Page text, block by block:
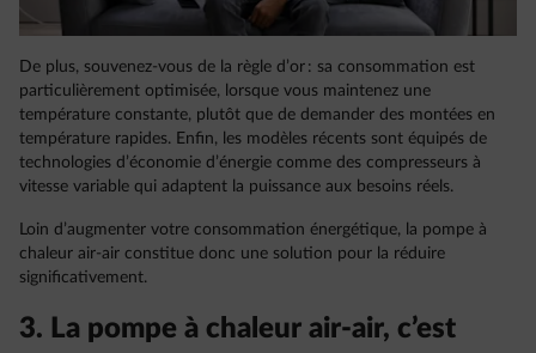
De plus, souvenez-vous de la règle d’or : sa consommation est
particulièrement optimisée, lorsque vous maintenez une
température constante, plutôt que de demander des montées en
température rapides. Enfin, les modèles récents sont équipés de
technologies d’économie d’énergie comme des compresseurs à
vitesse variable qui adaptent la puissance aux besoins réels.
Loin d’augmenter votre consommation énergétique, la pompe à
chaleur air-air constitue donc une solution pour la réduire
significativement.
3. La pompe à chaleur air-air, c’est